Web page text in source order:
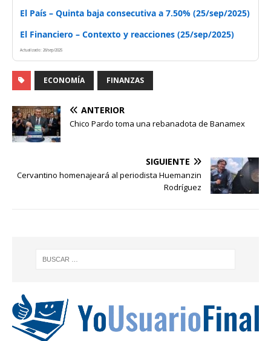
El País – Quinta baja consecutiva a 7.50% (25/sep/2025)
El Financiero – Contexto y reacciones (25/sep/2025)
Actualizado: 26/sep/2025
ECONOMÍA FINANZAS
ANTERIOR
Chico Pardo toma una rebanadota de Banamex
SIGUIENTE
Cervantino homenajeará al periodista Huemanzin
Rodríguez